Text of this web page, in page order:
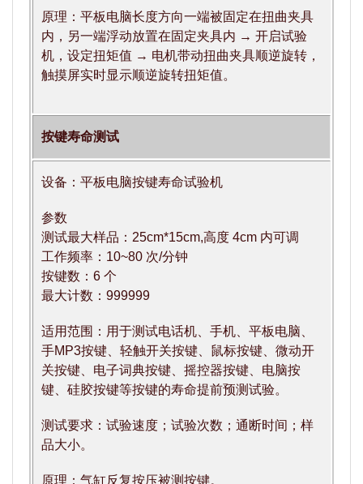
原理：平板电脑长度方向一端被固定在扭曲夹具
内，另一端浮动放置在固定夹具内 → 开启试验
机，设定扭矩值 → 电机带动扭曲夹具顺逆旋转，
触摸屏实时显示顺逆旋转扭矩值。
按键寿命测试
设备：平板电脑按键寿命试验机
参数
测试最大样品：25cm*15cm,高度 4cm 内可调
工作频率：10~80 次/分钟
按键数：6 个
最大计数：999999
适用范围：用于测试电话机、手机、平板电脑、
手MP3按键、轻触开关按键、鼠标按键、微动开
关按键、电子词典按键、摇控器按键、电脑按
键、硅胶按键等按键的寿命提前预测试验。
测试要求：试验速度；试验次数；通断时间；样
品大小。
原理：气缸反复按压被测按键。